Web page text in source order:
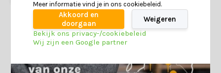
Meer informatie vind je in ons cookiebeleid.
Akkoord en
doorgaan
Weigeren
Bekijk ons privacy-/cookiebeleid
Wij zijn een Google partner